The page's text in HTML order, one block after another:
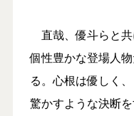
直哉、優斗らと共
個性豊かな登場人
る。心根は優しく
驚かすような決断